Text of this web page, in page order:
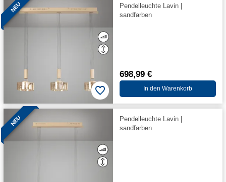
NEU
Pendelleuchte Lavin |
sandfarben
698,99 €
In den Warenkorb
NEU
Pendelleuchte Lavin |
sandfarben